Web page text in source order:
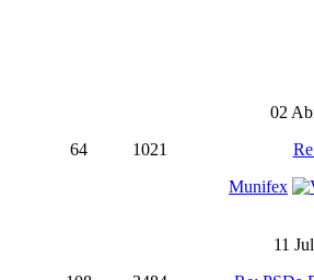
64 1021
02
Munifex
11